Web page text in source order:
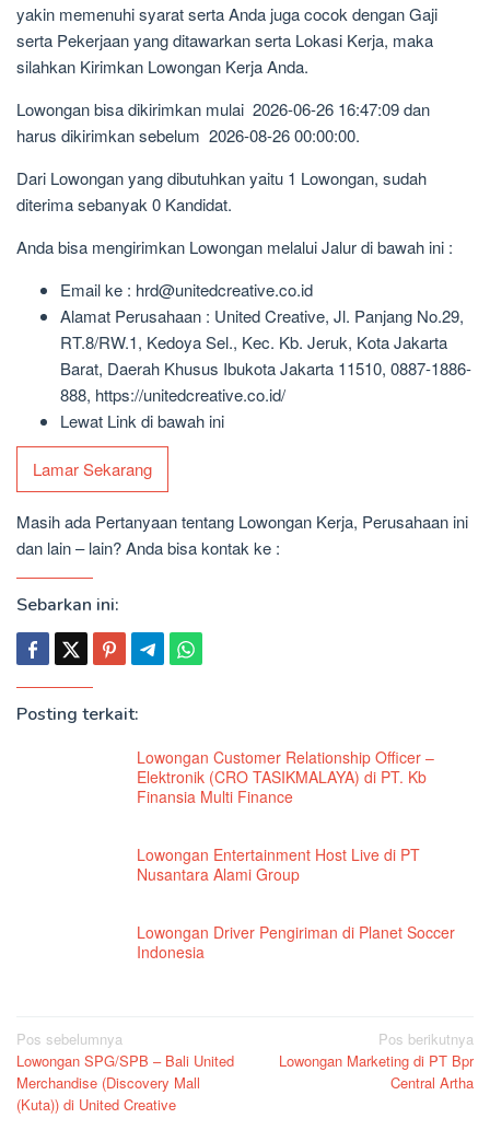
yakin memenuhi syarat serta Anda juga cocok dengan Gaji
serta Pekerjaan yang ditawarkan serta Lokasi Kerja, maka
silahkan Kirimkan Lowongan Kerja Anda.
Lowongan bisa dikirimkan mulai 2026-06-26 16:47:09 dan
harus dikirimkan sebelum 2026-08-26 00:00:00.
Dari Lowongan yang dibutuhkan yaitu 1 Lowongan, sudah
diterima sebanyak 0 Kandidat.
Anda bisa mengirimkan Lowongan melalui Jalur di bawah ini :
Email ke : hrd@unitedcreative.co.id
Alamat Perusahaan : United Creative, Jl. Panjang No.29,
RT.8/RW.1, Kedoya Sel., Kec. Kb. Jeruk, Kota Jakarta
Barat, Daerah Khusus Ibukota Jakarta 11510, 0887-1886-
888, https://unitedcreative.co.id/
Lewat Link di bawah ini
Lamar Sekarang
Masih ada Pertanyaan tentang Lowongan Kerja, Perusahaan ini
dan lain – lain? Anda bisa kontak ke :
Sebarkan ini:
Posting terkait:
Lowongan Customer Relationship Officer –
Elektronik (CRO TASIKMALAYA) di PT. Kb
Finansia Multi Finance
Lowongan Entertainment Host Live di PT
Nusantara Alami Group
Lowongan Driver Pengiriman di Planet Soccer
Indonesia
Navigasi
pos
Pos sebelumnya
Lowongan SPG/SPB – Bali United
Merchandise (Discovery Mall
(Kuta)) di United Creative
Pos berikutnya
Lowongan Marketing di PT Bpr
Central Artha